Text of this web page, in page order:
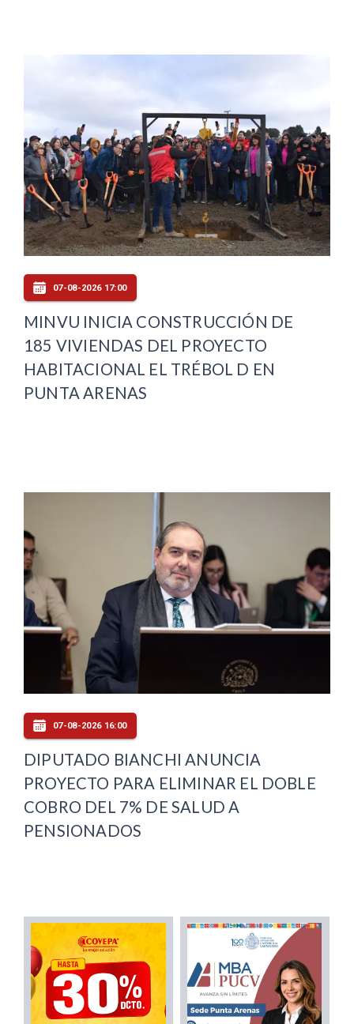
07-08-2026 17:00
MINVU INICIA CONSTRUCCIÓN DE
185 VIVIENDAS DEL PROYECTO
HABITACIONAL EL TRÉBOL D EN
PUNTA ARENAS
07-08-2026 16:00
DIPUTADO BIANCHI ANUNCIA
PROYECTO PARA ELIMINAR EL DOBLE
COBRO DEL 7% DE SALUD A
PENSIONADOS